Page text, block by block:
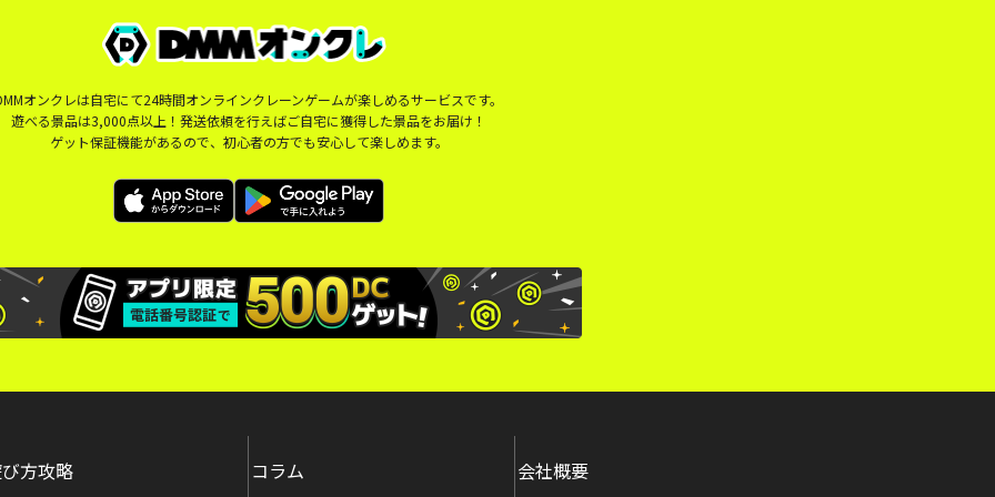
オンクレは自宅にて24時間オンラインクレーンゲームが楽しめるサービスです。
遊べる景品は3,000点以上！発送依頼を行えばご自宅に獲得した景品をお届け！
ゲット保証機能があるので、初心者の方でも安心して楽しめます。
方攻略 コラム 会社概要